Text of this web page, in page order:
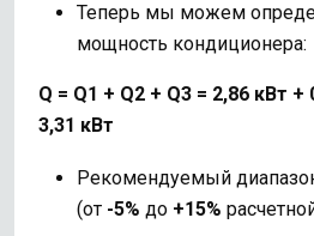
Теперь мы можем
мощность кондиционера:
Q = Q1 + Q2 + Q3 = 2,86 кВт +
3,31 кВт
Рекомендуемый
(от -5% до +15%